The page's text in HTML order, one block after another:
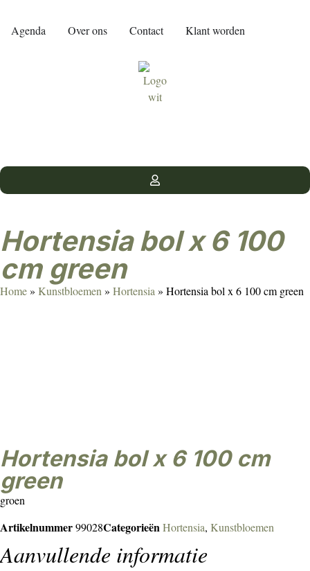
Agenda Over ons Contact Klant worden
Hortensia bol x 6 100
cm green
Home» Kunstbloemen » Hortensia » Hortensia bol x 6 100 cm green
Hortensia bol x 6 100 cm
green
groen
Artikelnummer99028CategorieënHortensia, Kunstbloemen
Aanvullende informatie